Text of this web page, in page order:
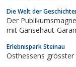
der größten hölzernen Hängebrücke in Süddeutschland.Unsere
Partnerhotels liegen...
Die Welt der
Der
mit Gänsehaut-
Erlebnispark Steinau
Osthessens